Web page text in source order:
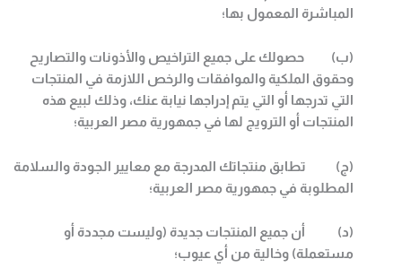
المباشرة المعمول بها؛
(ب) حصولك على جميع التراخيص والأذونات والتصاريح
وحقوق الملكية والموافقات والرخص اللازمة في المنتجات
التي تدرجها أو التي يتم إدراجها نيابة عنك، وذلك لبيع هذه
المنتجات أو الترويج لها في جمهورية مصر العربية؛
(ج) تطابق منتجاتك المدرجة مع معايير الجودة والسلامة
المطلوبة في جمهورية مصر العربية؛
(د) أن جميع المنتجات جديدة (وليست مجددة أو
مستعملة) وخالية من أي عيوب؛